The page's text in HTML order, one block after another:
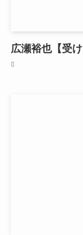
広瀬裕也【受